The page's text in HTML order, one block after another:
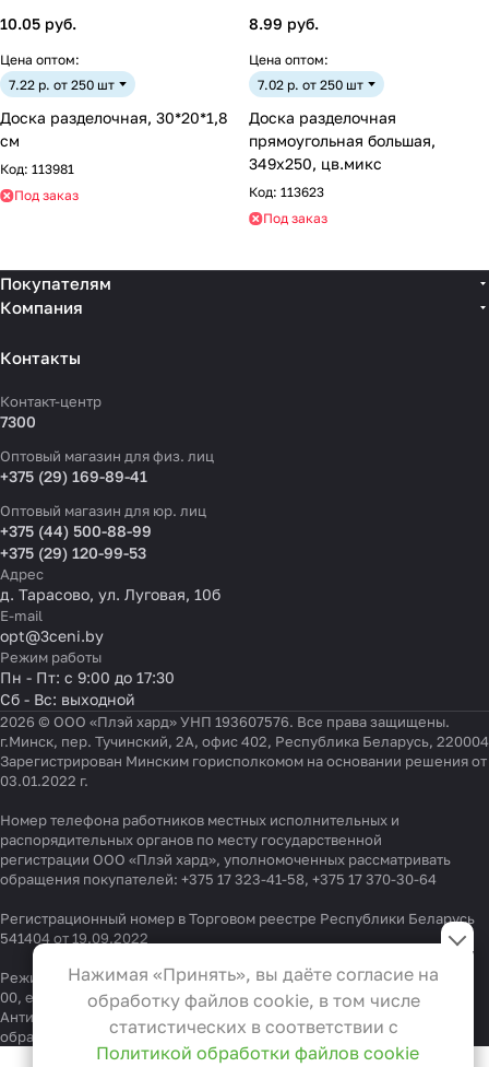
10.05 руб.
Цена оптом:
7.22 р. от 250 шт
Доска разделочная, 30*20*1,8
см
Код: 113981
Под заказ
8.99 руб.
Цена оптом:
7.02 р. от 250 шт
Доска разделочная
прямоугольная большая,
349х250, цв.микс
Код: 113623
Под заказ
Покупателям
Компания
Контакты
Контакт-центр
7300
Оптовый магазин для физ. лиц
+375 (29) 169-89-41
Оптовый магазин для юр. лиц
+375 (44) 500-88-99
+375 (29) 120-99-53
Адрес
д. Тарасово, ул. Луговая, 10б
E-mail
opt@3ceni.by
Режим работы
Пн - Пт: с 9:00 до 17:30
Сб - Вс: выходной
2026 © ООО «Плэй хард» УНП 193607576. Все права защищены.
г.Минск, пер. Тучинский, 2А, офис 402, Республика Беларусь, 220004
Зарегистрирован Минским горисполкомом на основании решения от
03.01.2022 г.
Номер телефона работников местных исполнительных и
распорядительных органов по месту государственной
регистрации ООО «Плэй хард», уполномоченных рассматривать
обращения покупателей: +375 17 323-41-58, +375 17 370-30-64
Регистрационный номер в Торговом реестре Республики Беларусь
541404 от 19.09.2022
Режим работы "горячей линии": 9:00 – 17:30, Тел.:+375 (29) 337-33-
00, e-mail:
info@3ceni.by
Антикоррупционная политика
обращения граждан anti-corruption@3ceni.by
Настройки файлов cookie
Функциональные
Эти файлы необходимы для
функционирования сайта и не
могут быть отключены в наших
Нажимая «Принять», вы даёте согласие на
обработку файлов cookie, в том числе
статистических в соответствии с
Политикой обработки файлов cookie